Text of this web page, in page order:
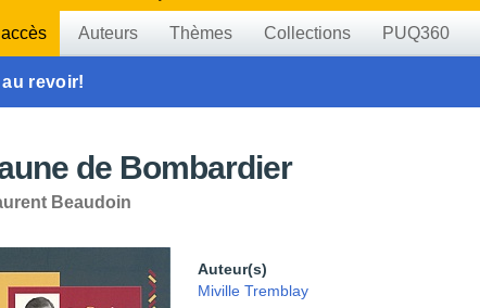
Auteurs Thèmes Collections PUQ360
revoir!
de Bombardier
Beaudoin
Auteur(s)
Miville Tremblay